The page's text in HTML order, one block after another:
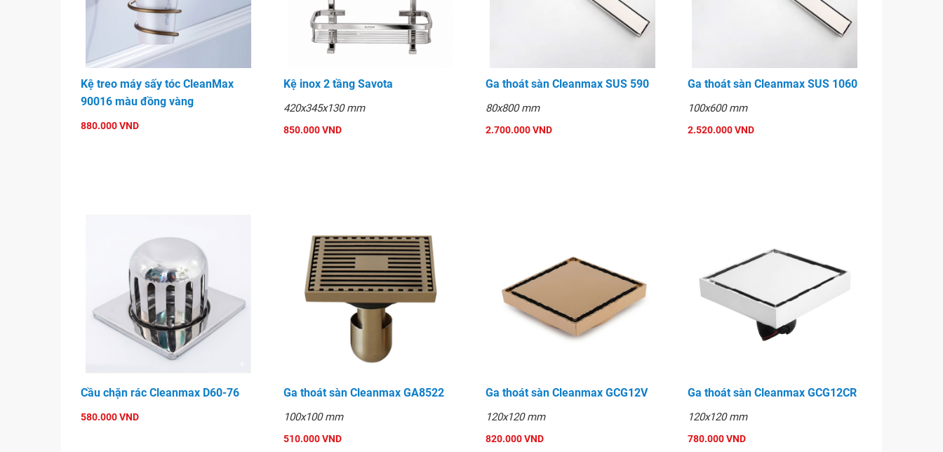
Kệ treo máy sấy tóc CleanMax
90016 màu đồng vàng
880.000 VND
Kệ inox 2 tầng Savota
420x345x130 mm
850.000 VND
Ga thoát sàn Cleanmax SUS 590
80x800 mm
2.700.000 VND
Ga thoát sàn Cleanmax SUS 1060
100x600 mm
2.520.000 VND
Cầu chặn rác Cleanmax D60-76
580.000 VND
Ga thoát sàn Cleanmax GA8522
100x100 mm
510.000 VND
Ga thoát sàn Cleanmax GCG12V
120x120 mm
820.000 VND
Ga thoát sàn Cleanmax GCG12CR
120x120 mm
780.000 VND